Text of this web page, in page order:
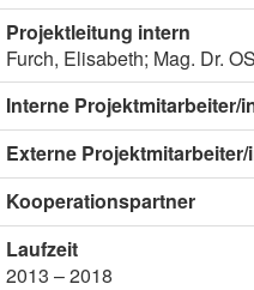
Projektleitung intern
Furch, Elisabeth; Mag. Dr.
Interne Projektmitarbeiter/
Externe
Kooperationspartner
Laufzeit
2013 – 2018